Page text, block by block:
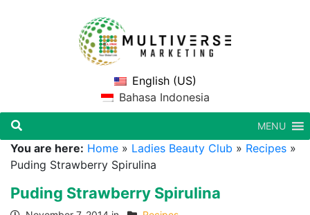
English (US)
Bahasa Indonesia
MENU
You are here: Home » Ladies Beauty Club » Recipes »
Puding Strawberry Spirulina
Puding Strawberry Spirulina